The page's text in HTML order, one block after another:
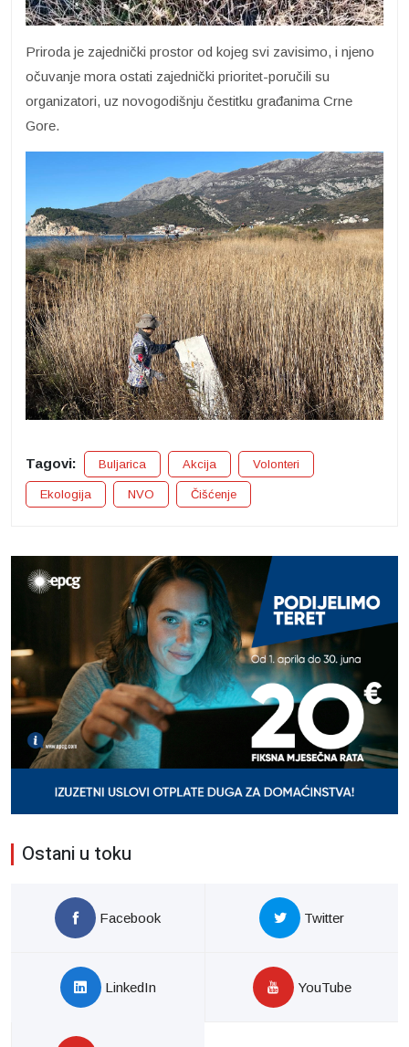
Priroda je zajednički prostor od kojeg svi zavisimo, i njeno
očuvanje mora ostati zajednički prioritet-poručili su
organizatori, uz novogodišnju čestitku građanima Crne
Gore.
Tagovi: Buljarica Akcija Volonteri
Ekologija NVO Čišćenje
Ostani u toku
Facebook Twitter
LinkedIn YouTube